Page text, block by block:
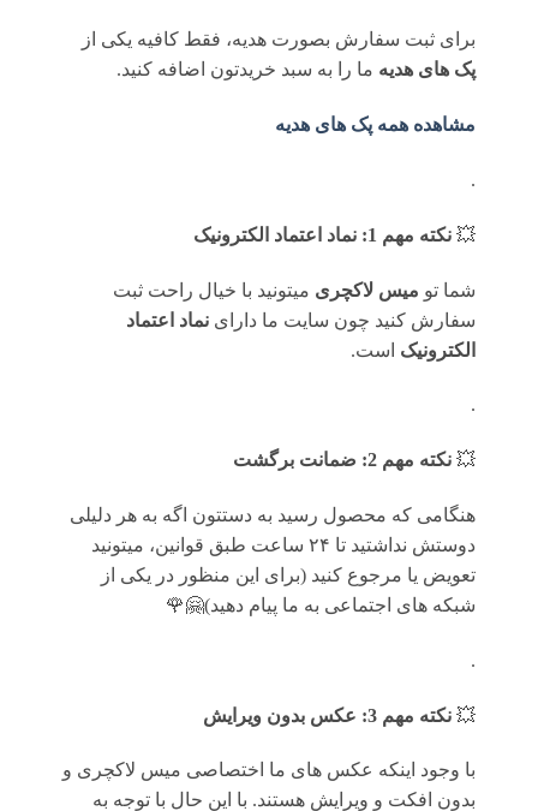
برای ثبت سفارش بصورت هدیه، فقط کافیه یکی از
پک های هدیه ما را به سبد خریدتون اضافه کنید.
مشاهده همه پک های هدیه
.
💥 نکته مهم 1: نماد اعتماد الکترونیک
شما تو میس لاکچری میتونید با خیال راحت ثبت
سفارش کنید چون سایت ما دارای نماد اعتماد
الکترونیک است.
.
💥 نکته مهم 2: ضمانت برگشت
هنگامی که محصول رسید به دستتون اگه به هر دلیلی
دوستش نداشتید تا ۲۴ ساعت طبق قوانین، میتونید
تعویض یا مرجوع کنید (برای این منظور در یکی از
شبکه های اجتماعی به ما پیام دهید)🤗🌹
.
💥 نکته مهم 3: عکس بدون ویرایش
با وجود اینکه عکس های ما اختصاصی میس لاکچری و
بدون افکت و ویرایش هستند. با این حال با توجه به